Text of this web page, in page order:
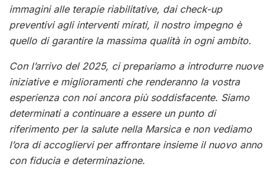
immagini alle terapie riabilitative, dai check-up
preventivi agli interventi mirati, il nostro impegno è
quello di garantire la massima qualità in ogni ambito.
Con l’arrivo del 2025, ci prepariamo a introdurre nuove
iniziative e miglioramenti che renderanno la vostra
esperienza con noi ancora più soddisfacente. Siamo
determinati a continuare a essere un punto di
riferimento per la salute nella Marsica e non vediamo
l’ora di accogliervi per affrontare insieme il nuovo anno
con fiducia e determinazione.